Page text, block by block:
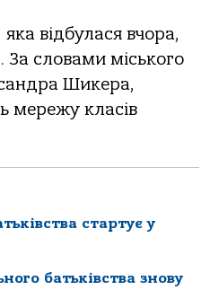
яка відбулася вчора,
словами міського
Шикера,
мережу класів
стартує у
батьківства знову